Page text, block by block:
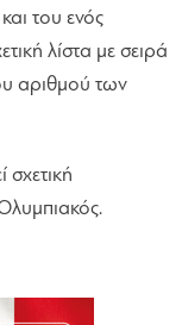
του ενός
λίστα με σειρά
αριθμού των